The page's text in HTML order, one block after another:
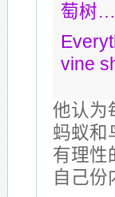
萄树
vine
他认为
蚂蚁和
有理性
自己份